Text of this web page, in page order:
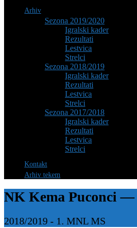
Arhiv
Sezona 2019/2020
Igralski kader
Rezultati
Lestvica
Strelci
Sezona 2018/2019
Igralski kader
Rezultati
Lestvica
Strelci
Sezona 2017/2018
Igralski kader
Rezultati
Lestvica
Strelci
Kontakt
Arhiv tekem
NK Kema Puconci
2018/2019 - 1. MNL MS